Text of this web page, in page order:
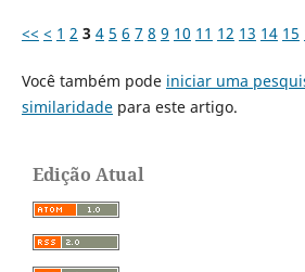
<< < 1 2 3 4 5 6 7 8 9 10 11 12 13 14 15
Você também pode iniciar uma
similaridadepara este artigo.
Edição Atual